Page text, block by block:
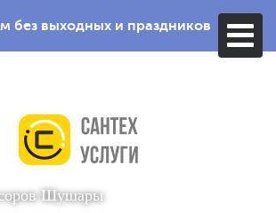
без выходных и праздников
Шушары